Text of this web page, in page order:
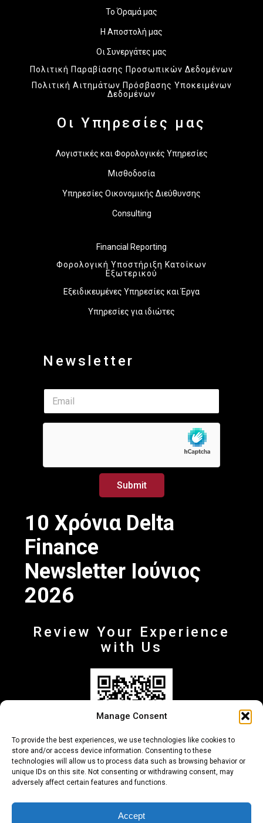
Manage Consent
To provide the best experiences, we use technologies like cookies to
store and/or access device information. Consenting to these
technologies will allow us to process data such as browsing behavior or
unique IDs on this site. Not consenting or withdrawing consent, may
adversely affect certain features and functions.
Accept
Το Όραμά μας
Η Αποστολή μας
Οι Συνεργάτες μας
Πολιτική Παραβίασης Προσωπικών Δεδομένων
Πολιτική Αιτημάτων Πρόσβασης Υποκειμένων
Δεδομένων
Οι Υπηρεσίες μας
Λογιστικές και Φορολογικές Υπηρεσίες
Μισθοδοσία
Υπηρεσίες Οικονομικής Διεύθυνσης
Consulting
Financial Reporting
Φορολογική Υποστήριξη Κατοίκων
Εξωτερικού
Εξειδικευμένες Υπηρεσίες και Έργα
Υπηρεσίες για ιδιώτες
Newsletter
E
a
i
Submit
10 Χρόνια Delta
Finance
Newsletter Ιούνιος
2026
Review Your Experience
with Us
+30 210-6257500 info@deltafinance.gr